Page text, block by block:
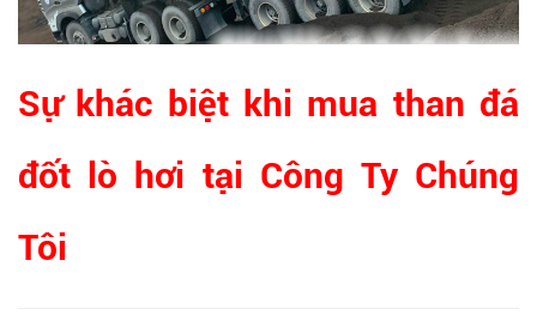
Sự khác biệt khi mua than đá
đốt lò hơi tại Công Ty Chúng
Tôi